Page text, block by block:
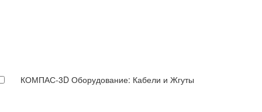
КОМПАС-3D Оборудование: Кабели и Жгуты